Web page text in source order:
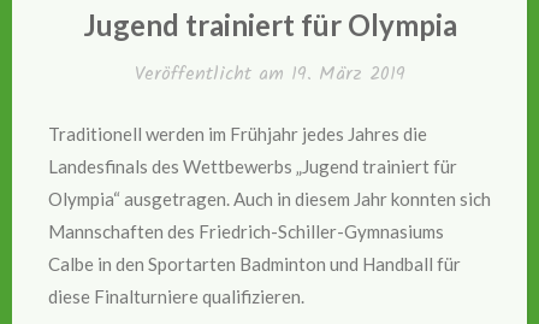
Jugend trainiert für Olympia
Veröffentlicht am 19. März 2019
Traditionell werden im Frühjahr jedes Jahres die
Landesfinals des Wettbewerbs „Jugend trainiert für
Olympia“ ausgetragen. Auch in diesem Jahr konnten sich
Mannschaften des Friedrich-Schiller-Gymnasiums
Calbe in den Sportarten Badminton und Handball für
diese Finalturniere qualifizieren.